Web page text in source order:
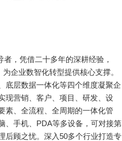
者，凭借二十多年的深耕经验，
企业数智化转型提供核心支撑。
底层数据一体化等四个维度凝聚企
现营销、客户、项目、研发、设
素、全流程、全周期的一体化管
、手机、PDA等多设备，可对接第
后顾之忧。深入50多个行业打造专